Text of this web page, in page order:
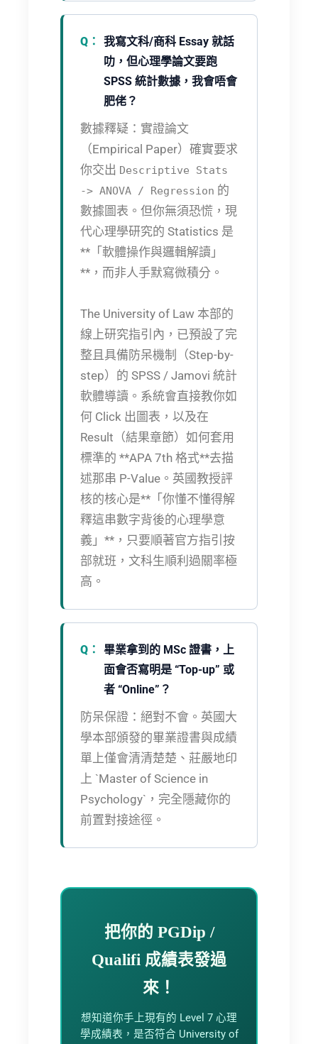
我寫文科/商科 Essay 就話
叻，但心理學論文要跑
SPSS 統計數據，我會唔會
肥佬？
數據釋疑： 實證論文
（Empirical Paper）確實要求
你交出 Descriptive Stats
-> ANOVA / Regression 的
數據圖表。但你無須恐慌，現
代心理學研究的 Statistics 是
**「軟體操作與邏輯解讀」
**，而非人手默寫微積分。
The University of Law 本部的
線上研究指引內，已預設了完
整且具備防呆機制（Step-by-
step）的 SPSS / Jamovi 統計
軟體導讀。系統會直接教你如
何 Click 出圖表，以及在
Result（結果章節）如何套用
標準的 **APA 7th 格式**去描
述那串 P-Value。英國教授評
核的核心是**「你懂不懂得解
釋這串數字背後的心理學意
義」**，只要順著官方指引按
部就班，文科生順利過關率極
高。
畢業拿到的 MSc 證書，上
面會否寫明是 “Top-up” 或
者 “Online”？
防呆保證： 絕對不會。英國大
學本部頒發的畢業證書與成績
單上僅會清清楚楚、莊嚴地印
上 `Master of Science in
Psychology`，完全隱藏你的
前置對接途徑。
把你的 PGDip /
Qualifi 成績表發過
來！
想知道你手上現有的 Level 7 心理
學成績表，是否符合 University of